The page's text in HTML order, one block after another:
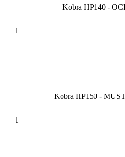
Kobra HP140 -
Kobra HP150 -